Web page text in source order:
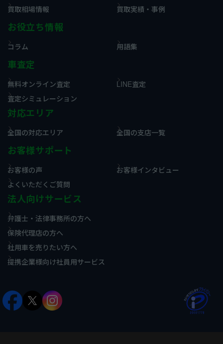
買取相場情報
買取実績・事例
お役立ち情報
コラム 用語集
車査定
無料オンライン査定
LINE査定
査定シミュレーション
対応エリア
全国の対応エリア 全国の支店一覧
お客様サポート
お客様の声
お客様インタビュー
よくいただくご質問
法人向けサービス
弁護士・法律事務所の方へ
保険代理店の方へ
社用車を売りたい方へ
提携企業様向け社員用サービス